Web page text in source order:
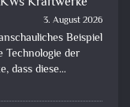
3. August 2026
Beispiel
der
dass diese…